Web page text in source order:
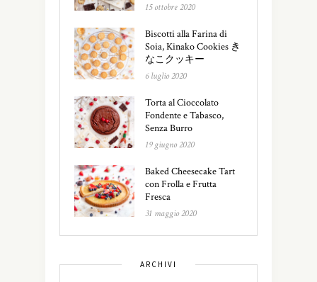
15 ottobre 2020
Biscotti alla Farina di
Soia, Kinako Cookies き
なこクッキー
6 luglio 2020
Torta al Cioccolato
Fondente e Tabasco,
Senza Burro
19 giugno 2020
Baked Cheesecake Tart
con Frolla e Frutta
Fresca
31 maggio 2020
ARCHIVI